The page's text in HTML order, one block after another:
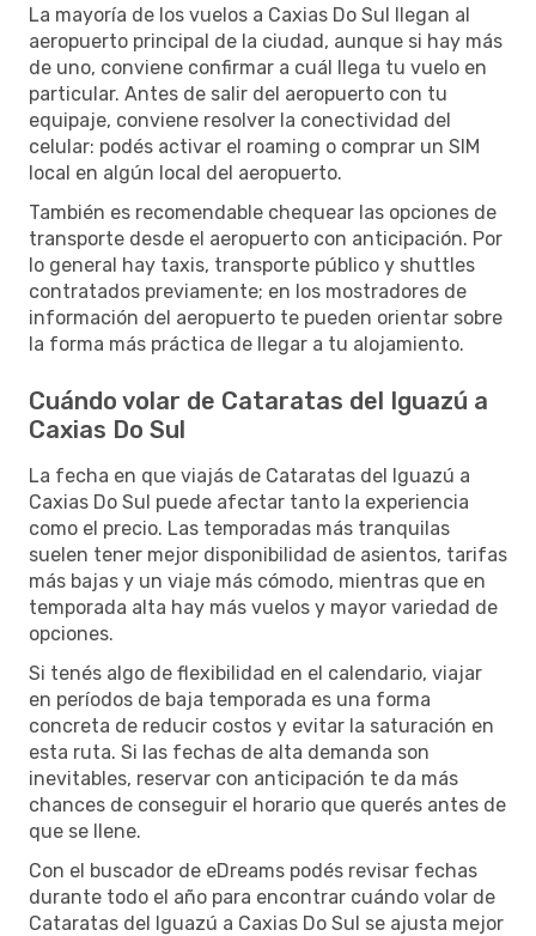
La mayoría de los vuelos a Caxias Do Sul llegan al
aeropuerto principal de la ciudad, aunque si hay más
de uno, conviene confirmar a cuál llega tu vuelo en
particular. Antes de salir del aeropuerto con tu
equipaje, conviene resolver la conectividad del
celular: podés activar el roaming o comprar un SIM
local en algún local del aeropuerto.
También es recomendable chequear las opciones de
transporte desde el aeropuerto con anticipación. Por
lo general hay taxis, transporte público y shuttles
contratados previamente; en los mostradores de
información del aeropuerto te pueden orientar sobre
la forma más práctica de llegar a tu alojamiento.
Cuándo volar de Cataratas del Iguazú a
Caxias Do Sul
La fecha en que viajás de Cataratas del Iguazú a
Caxias Do Sul puede afectar tanto la experiencia
como el precio. Las temporadas más tranquilas
suelen tener mejor disponibilidad de asientos, tarifas
más bajas y un viaje más cómodo, mientras que en
temporada alta hay más vuelos y mayor variedad de
opciones.
Si tenés algo de flexibilidad en el calendario, viajar
en períodos de baja temporada es una forma
concreta de reducir costos y evitar la saturación en
esta ruta. Si las fechas de alta demanda son
inevitables, reservar con anticipación te da más
chances de conseguir el horario que querés antes de
que se llene.
Con el buscador de eDreams podés revisar fechas
durante todo el año para encontrar cuándo volar de
Cataratas del Iguazú a Caxias Do Sul se ajusta mejor